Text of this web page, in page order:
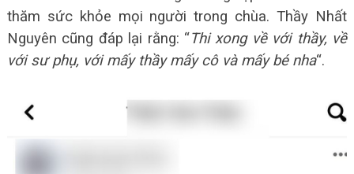
thăm sức khỏe mọi người trong chùa. Thầy Nhất
Nguyên cũng đáp lại rằng: “Thi xong về với thầy, về
với sư phụ, với mấy thầy mấy cô và mấy bé nha“.